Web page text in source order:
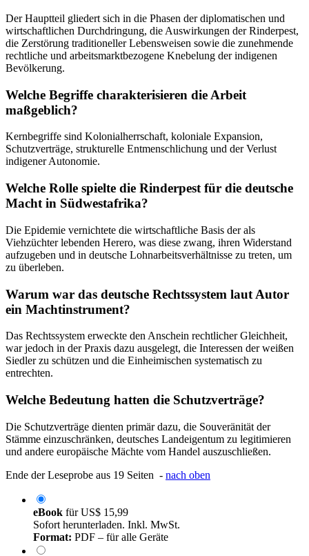
Der Hauptteil gliedert sich in die Phasen der diplomatischen und
wirtschaftlichen Durchdringung, die Auswirkungen der Rinderpest,
die Zerstörung traditioneller Lebensweisen sowie die zunehmende
rechtliche und arbeitsmarktbezogene Knebelung der indigenen
Bevölkerung.
Welche Begriffe charakterisieren die Arbeit
maßgeblich?
Kernbegriffe sind Kolonialherrschaft, koloniale Expansion,
Schutzverträge, strukturelle Entmenschlichung und der Verlust
indigener Autonomie.
Welche Rolle spielte die Rinderpest für die deutsche
Macht in Südwestafrika?
Die Epidemie vernichtete die wirtschaftliche Basis der als
Viehzüchter lebenden Herero, was diese zwang, ihren Widerstand
aufzugeben und in deutsche Lohnarbeitsverhältnisse zu treten, um
zu überleben.
Warum war das deutsche Rechtssystem laut Autor
ein Machtinstrument?
Das Rechtssystem erweckte den Anschein rechtlicher Gleichheit,
war jedoch in der Praxis dazu ausgelegt, die Interessen der weißen
Siedler zu schützen und die Einheimischen systematisch zu
entrechten.
Welche Bedeutung hatten die Schutzverträge?
Die Schutzverträge dienten primär dazu, die Souveränität der
Stämme einzuschränken, deutsches Landeigentum zu legitimieren
und andere europäische Mächte vom Handel auszuschließen.
Ende der Leseprobe aus 19 Seiten - nach oben
eBook fürUS$ 15,99
Sofort herunterladen. Inkl. MwSt.
Format: PDF – für alle Geräte